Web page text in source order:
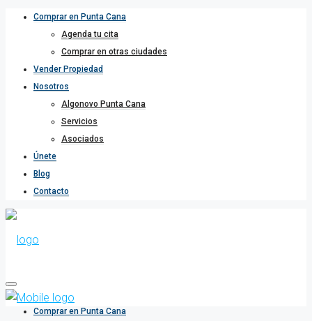
Comprar en Punta Cana
Agenda tu cita
Comprar en otras ciudades
Vender Propiedad
Nosotros
Algonovo Punta Cana
Servicios
Asociados
Únete
Blog
Contacto
Comprar en Punta Cana